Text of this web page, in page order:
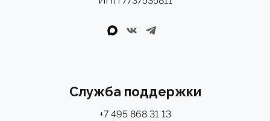
Служба поддержки
+7 495 868 31 13